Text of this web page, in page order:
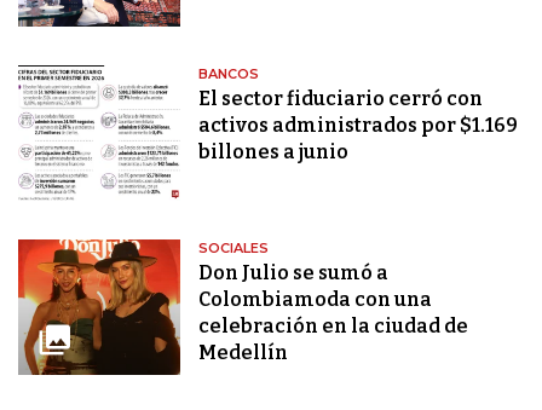
BANCOS
El sector fiduciario cerró con
activos administrados por $1.169
billones a junio
SOCIALES
Don Julio se sumó a
Colombiamoda con una
celebración en la ciudad de
Medellín